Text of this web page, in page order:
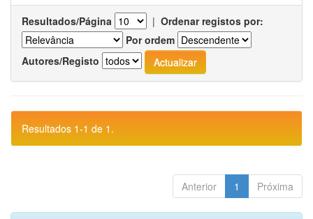
Resultados/Página | Ordenar registos por:
Por ordem
Autores/Registo
Resultados 1-1 de 1.
Anterior 1 Próxima